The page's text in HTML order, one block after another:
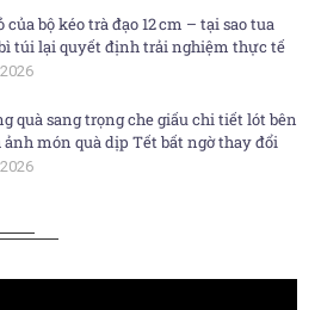
bộ kéo trà đạo 12 cm – tại sao tua
túi lại quyết định trải nghiệm thực tế
quà sang trọng che giấu chi tiết lót bên
món quà dịp Tết bất ngờ thay đổi